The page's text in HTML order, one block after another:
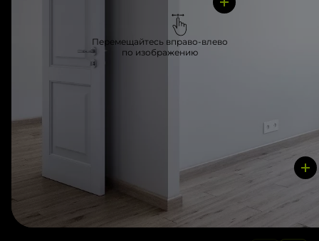
Перемещайтесь вправо-влево
по изображению